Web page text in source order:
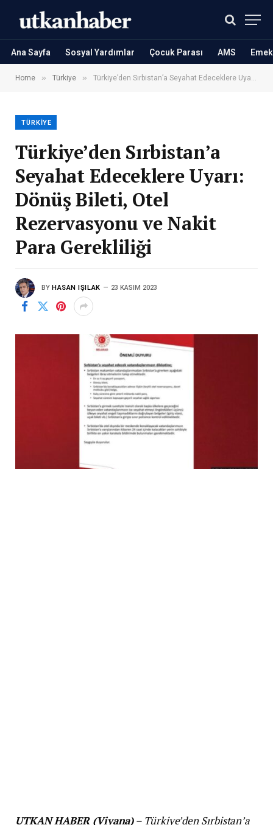
Ana Sayfa Sosyal Yardımlar Çocuk Parası AMS
Home » Türkiye » Türkiye’den Sırbistan’a Seyahat Edeceklere Uyarı: Dönüş Bileti, Otel Rezervasyonu ve Nakit Para Gerekliliği
TÜRKIYE
Türkiye’den Sırbistan’a
Seyahat Edeceklere Uyarı:
Dönüş Bileti, Otel
Rezervasyonu ve Nakit
Para Gerekliliği
BY HASAN IŞILAK 23 KASIM 2023
UTKAN HABER (Viyana)– Türkiye’den Sırbistan’a